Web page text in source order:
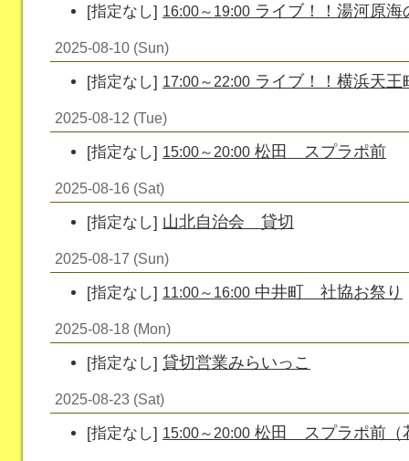
[指定なし] 16:00～19:00 ライブ！！湯河原海
2025-08-10 (Sun)
[指定なし] 17:00～22:00 ライブ！！横浜天王
2025-08-12 (Tue)
[指定なし] 15:00～20:00 松田 スプラポ前
2025-08-16 (Sat)
[指定なし] 山北自治会 貸切
2025-08-17 (Sun)
[指定なし] 11:00～16:00 中井町 社協お祭り
2025-08-18 (Mon)
[指定なし] 貸切営業みらいっこ
2025-08-23 (Sat)
[指定なし] 15:00～20:00 松田 スプラポ前（